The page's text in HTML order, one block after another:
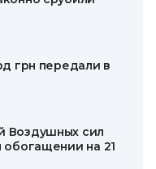
грн передали в
Воздушных сил
обогащении на 21